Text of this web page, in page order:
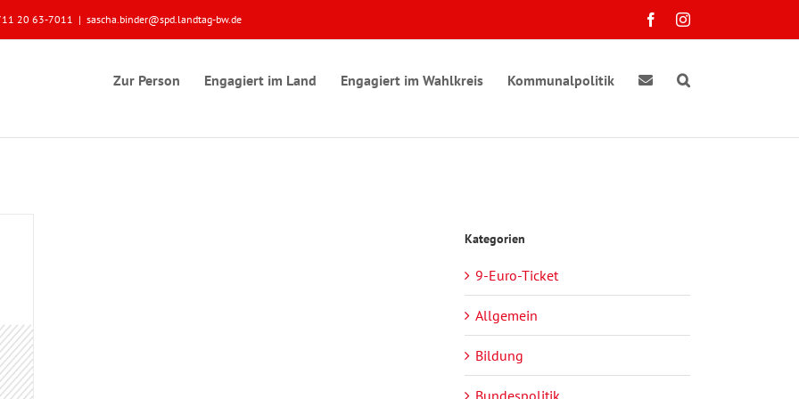
20 63-7011 | sascha.binder@spd.landtag-bw.de FacebookInstagram
Zur Person Engagiert im Land Engagiert im Wahlkreis Kommunalpolitik
Kategorien
9-Euro-Ticket
Allgemein
Bildung